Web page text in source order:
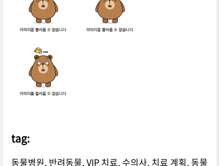
tag:
동물병원, 반려동물, VIP 치료, 수의사, 치료 계획, 동물